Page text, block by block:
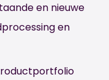
en nieuwe
en